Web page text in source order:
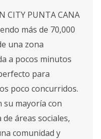
CITY PUNTA CANA
más de 70,000
una zona
a pocos minutos
para
poco concurridos.
su mayoría con
áreas sociales,
comunidad y